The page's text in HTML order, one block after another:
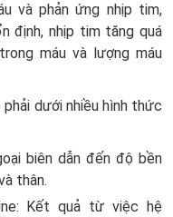
và phản ứng nhịp tim,
định, nhịp tim tăng quá
máu và lượng máu
dưới nhiều hình thức
biên dẫn đến độ bền
thân.
Kết quả từ việc hệ